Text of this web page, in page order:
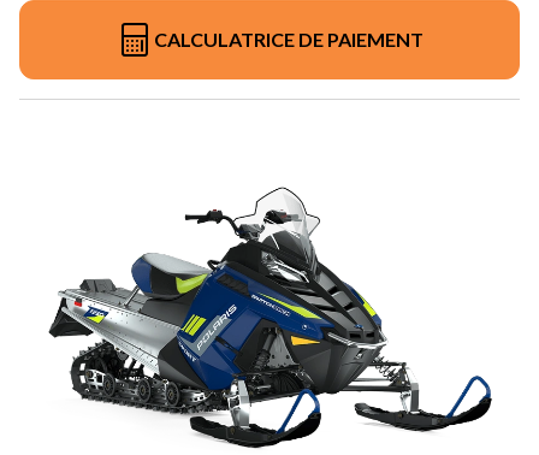
CALCULATRICE DE PAIEMENT